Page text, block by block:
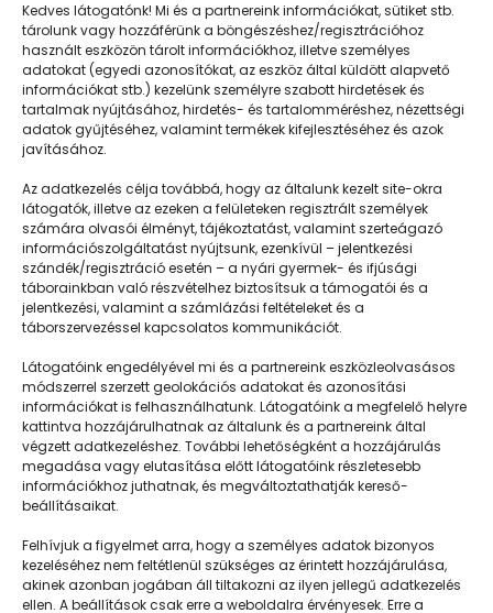
Kedves látogatónk! Mi és a partnereink információkat, sütiket stb.
tárolunk vagy hozzáférünk a böngészéshez/regisztrációhoz
használt eszközön tárolt információkhoz, illetve személyes
adatokat (egyedi azonosítókat, az eszköz által küldött alapvető
információkat stb.) kezelünk személyre szabott hirdetések és
tartalmak nyújtásához, hirdetés- és tartalomméréshez, nézettségi
adatok gyűjtéséhez, valamint termékek kifejlesztéséhez és azok
javításához.
Az adatkezelés célja továbbá, hogy az általunk kezelt site-okra
látogatók, illetve az ezeken a felületeken regisztrált személyek
számára olvasói élményt, tájékoztatást, valamint szerteágazó
információszolgáltatást nyújtsunk, ezenkívül – jelentkezési
szándék/regisztráció esetén – a nyári gyermek- és ifjúsági
táborainkban való részvételhez biztosítsuk a támogatói és a
jelentkezési, valamint a számlázási feltételeket és a
táborszervezéssel kapcsolatos kommunikációt.
Látogatóink engedélyével mi és a partnereink eszközleolvasásos
módszerrel szerzett geolokációs adatokat és azonosítási
információkat is felhasználhatunk. Látogatóink a megfelelő helyre
kattintva hozzájárulhatnak az általunk és a partnereink által
végzett adatkezeléshez. További lehetőségként a hozzájárulás
megadása vagy elutasítása előtt látogatóink részletesebb
információkhoz juthatnak, és megváltoztathatják kereső-
beállításaikat.
Felhívjuk a figyelmet arra, hogy a személyes adatok bizonyos
kezeléséhez nem feltétlenül szükséges az érintett hozzájárulása,
akinek azonban jogában áll tiltakozni az ilyen jellegű adatkezelés
ellen. A beállítások csak erre a weboldalra érvényesek. Erre a
Sárga csapat forever
Napközisgyerektábor.hu
Navigáció